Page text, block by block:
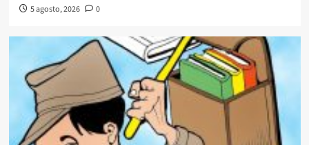
5 agosto, 2026 0